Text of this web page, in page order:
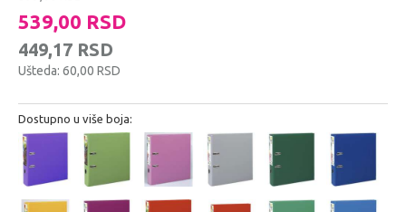
539,00 RSD
449,17 RSD
Ušteda: 60,00 RSD
Dostupno u više boja: